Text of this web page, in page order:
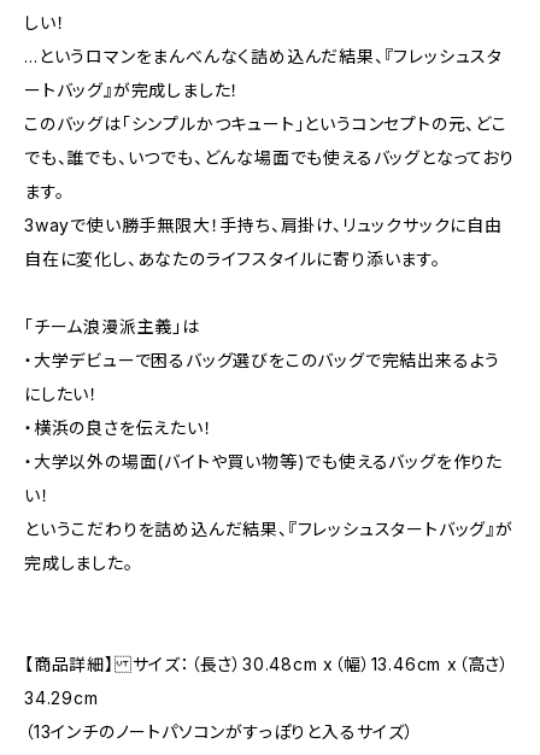
しい！
…というロマンをまんべんなく詰め込んだ結果、『フレッシュスタ
ートバッグ』が完成しました！
このバッグは「シンプルかつキュート」というコンセプトの元、どこ
でも、誰でも、いつでも、どんな場面でも使えるバッグとなっており
ます。
3wayで使い勝手無限大！手持ち、肩掛け、リュックサックに自由
自在に変化し、あなたのライフスタイルに寄り添います。
「チーム浪漫派主義」は
・大学デビューで困るバッグ選びをこのバッグで完結出来るよう
にしたい！
・横浜の良さを伝えたい！
・大学以外の場面(バイトや買い物等)でも使えるバッグを作りた
い！
というこだわりを詰め込んだ結果、『フレッシュスタートバッグ』が
完成しました。
【商品詳細】 サイズ：（長さ）30.48cm x（幅）13.46cm x（高さ）
34.29cm
（13インチのノートパソコンがすっぽりと入るサイズ）